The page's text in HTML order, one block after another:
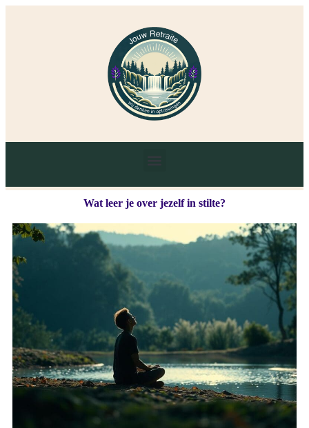
Wat leer je over jezelf in stilte?